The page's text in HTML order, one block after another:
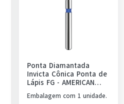
Ponta Diamantada
Invicta Cônica Ponta de
Lápis FG - AMERICAN
BURRS
Embalagem com 1 unidade.